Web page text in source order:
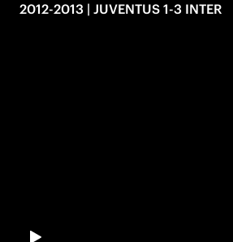
2012-2013 | JUVENTUS 1-3 INTER